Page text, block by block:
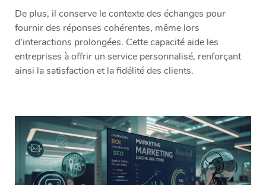
De plus, il conserve le contexte des échanges pour
fournir des réponses cohérentes, même lors
d’interactions prolongées. Cette capacité aide les
entreprises à offrir un service personnalisé, renforçant
ainsi la satisfaction et la fidélité des clients.